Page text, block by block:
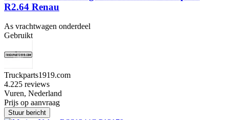
R2.64 Renau
As vrachtwagen onderdeel
Gebruikt
Truckparts1919.com
4.225 reviews
Vuren, Nederland
Prijs op aanvraag
Stuur bericht